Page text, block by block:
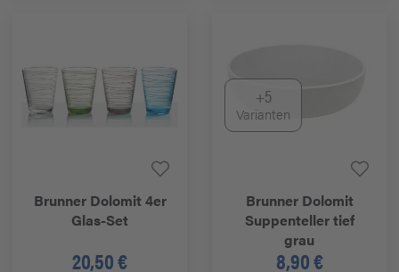
BrunnerDolomit 4er
Glas-Set
20,50 €
+5
Varianten
BrunnerDolomit
Suppenteller tief
grau
8,90 €